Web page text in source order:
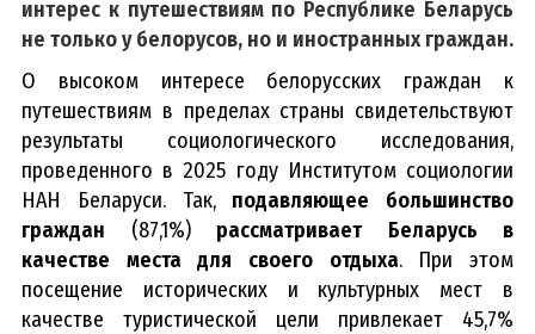
интерес к путешествиям по Республике Беларусь
не только у белорусов, но и иностранных граждан.
О высоком интересе белорусских граждан к
путешествиям в пределах страны свидетельствуют
результаты социологического исследования,
проведенного в 2025 годуИнститутом социологии
НАН Беларуси. Так, подавляющее большинство
граждан (87,1%) рассматривает Беларусь в
качестве места для своего отдыха. При этом
посещение исторических и культурных мест в
качестве туристической цели привлекает 45,7%